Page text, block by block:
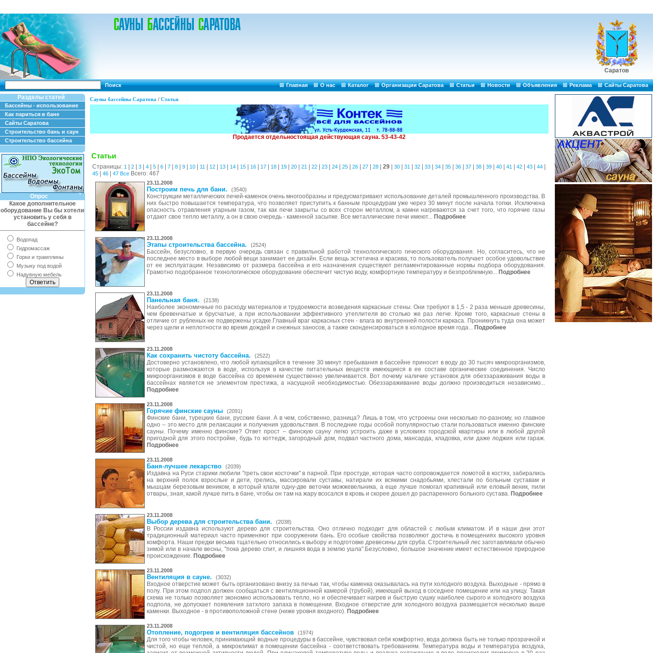
Саратов
Поиск Главная О нас Каталог Организации Саратова Статьи Новости Объявления Реклама Сайты Саратова
Разделы статей
Бассейны - использование
Как париться в бане
Сайты Саратова
Строительство бань и саун
Строительство бассейна
Опрос
Какое дополнительное
оборудование Вы бы хотели
установить у себя в
бассейне?
Водопад
Гидромассаж
Горки и трамплины
Музыку под водой
Надувную мебель
Сауны бассейны Саратова / Статьи
Статьи
Страницы: 1 2 3 4 5 6 7 8 9 10 11 12 13 14 15 16 17 18 19 20 21 22 23 24 25 26 27 28 29 30 31 32 33 34 35 36 37 38 39 40 41 42 43 44
45 46 47 Все Всего: 467
23.11.2008
Построим печь для бани. (3540)
Конструкции металлических печей-каменок очень многообразны и предусматривают использование деталей промышленного производства. В
них быстро повышается температура, что позволяет приступить к банным процедурам уже через 30 минут после начала топки. Исключена
опасность отравления угарным газом, так как печи закрыты со всех сторон металлом, а камни нагреваются за счет того, что горячие газы
отдают свое тепло металлу, а он в свою очередь - каменной засыпке. Все металлические печи имеют... Подробнее
23.11.2008
Этапы строительства бассейна. (2524)
Бассейн, безусловно, в первую очередь связан с правильной работой технологического гического оборудования. Но, согласитесь, что не
последнее место в выборе любой вещи занимает ее дизайн. Если вещь эстетична и красива, то пользователь получает особое удовольствие
от ее эксплуатации. Независимо от размера бассейна и его назначения существуют регламентированные нормы подбора оборудования.
Грамотно подобранное технологическое оборудование обеспечит чистую воду, комфортную температуру и безпроблемную... Подробнее
23.11.2008
Панельная баня. (2138)
Наиболее экономичные по расходу материалов и трудоемкости возведения каркасные стены. Они требуют в 1,5 - 2 раза меньше древесины,
чем бревенчатые и брусчатые, а при использовании эффективного утеплителя во столько же раз легче. Кроме того, каркасные стены в
отличие от рубленых не подвержены усадке.Главный враг каркасных стен - влага во внутренней полости каркаса. Проникнуть туда она может
через щели и неплотности во время дождей и снежных заносов, а также сконденсироваться в холодное время года... Подробнее
23.11.2008
Как сохранить чистоту бассейна. (2522)
Достоверно установлено, что любой купающийся в течение 30 минут пребывания в бассейне приносит в воду до 30 тысяч микроорганизмов,
которые размножаются в воде, используя в качестве питательных веществ имеющиеся в ее составе органические соединения. Число
микроорганизмов в воде бассейна со временем существенно увеличивается. Вот почему наличие установок для обеззараживания воды в
бассейнах является не элементом престижа, а насущной необходимостью. Обеззараживание воды должно производиться независимо...
Подробнее
23.11.2008
Горячие финские сауны (2091)
Финские бани, турецкие бани, русские бани. А в чем, собственно, разница? Лишь в том, что устроены они несколько по-разному, но главное
одно – это место для релаксации и получения удовольствия. В последние годы особой популярностью стали пользоваться именно финские
сауны. Почему именно финские? Ответ прост – финскую сауну легко устроить даже в условиях городской квартиры или в любой другой
пригодной для этого постройке, будь то коттедж, загородный дом, подвал частного дома, мансарда, кладовка, или даже лоджия или гараж.
Подробнее
23.11.2008
Баня-лучшее лекарство (2039)
Издавна на Руси старики любили "греть свои косточки" в парной. При простуде, которая часто сопровождается ломотой в костях, забирались
на верхний полок взрослые и дети, грелись, массировали суставы, натирали их всякими снадобьями, хлестали по больным суставам и
мышцам березовым веником, в который клали одну-две веточки можжевельника, а еще лучше помогал крапивный или еловый веник, пили
отвары, зная, какой лучше пить в бане, чтобы он там на жару всосался в кровь и скорее дошел до распаренного больного сустава. Подробнее
23.11.2008
Выбор дерева для строительства бани. (2038)
В России издавна используют дерево для строительства. Оно отлично подходит для областей с любым климатом. И в наши дни этот
традиционный материал часто применяют при сооружении бань. Его особые свойства позволяют достичь в помещениях высокого уровня
комфорта. Наши предки весьма тщательно относились к выбору и подготовке древесины для сруба. Строительный лес заготавливали обычно
зимой или в начале весны, "пока дерево спит, и лишняя вода в землю ушла".Безусловно, большое значение имеет естественное природное
происхождение. Подробнее
23.11.2008
Вентиляция в сауне. (3032)
Входное отверстие может быть организовано внизу за печью так, чтобы каменка оказывалась на пути холодного воздуха. Выходные - прямо в
полу. При этом подпол должен сообщаться с вентиляционной камерой (трубой), имеющей выход в соседнее помещение или на улицу. Такая
схема не только позволяет экономно использовать тепло, но и обеспечивает нагрев и быструю сушку наиболее сырого и холодного воздуха
подпола, не допускает появления затхлого запаха в помещении. Входное отверстие для холодного воздуха размещается несколько выше
каменки. Выходное - в противоположной стене (ниже уровня входного). Подробнее
23.11.2008
Отопление, подогрев и вентиляция бассейнов (1974)
Для того чтобы человек, принимающий водные процедуры в бассейне, чувствовал себя комфортно, вода должна быть не только прозрачной и
чистой, но еще теплой, а микроклимат в помещении бассейна - соответствовать требованиям. Температура воды и температура воздуха,